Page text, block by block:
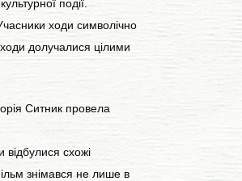
події.
ходи символічно
долучалися цілими
Ситник провела
схожі
знімався не лише в